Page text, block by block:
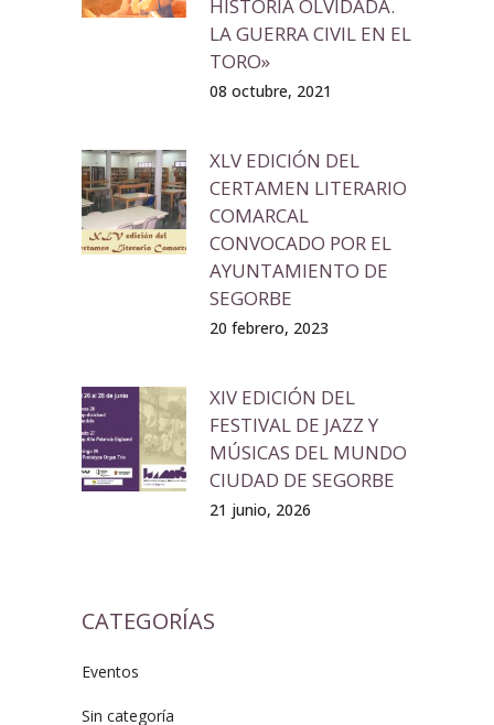
HISTORIA OLVIDADA.
LA GUERRA CIVIL EN EL
TORO»
08 octubre, 2021
XLV EDICIÓN DEL
CERTAMEN LITERARIO
COMARCAL
CONVOCADO POR EL
AYUNTAMIENTO DE
SEGORBE
20 febrero, 2023
XIV EDICIÓN DEL
FESTIVAL DE JAZZ Y
MÚSICAS DEL MUNDO
CIUDAD DE SEGORBE
21 junio, 2026
CATEGORÍAS
Eventos
Sin categoría